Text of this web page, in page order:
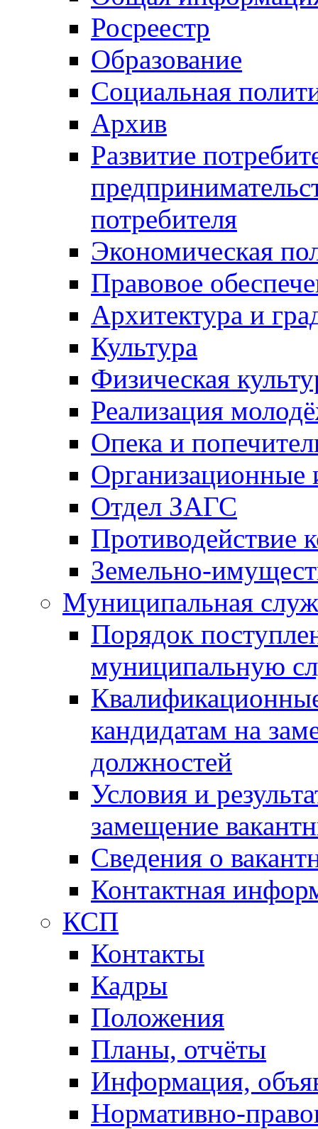
Росреестр
Образование
Социальная
Архив
Развитие
потребителя
Экономическая
Правовое
Архитектура и
Культура
Физическая
Реализация
Опека и
Отдел ЗАГС
Противодействие
Земельно-
Муниципальная
Порядок
муниципальную
кандидатам на
должностей
Условия и
замещение
Сведения о
Контактная
КСП
Контакты
Кадры
Положения
Планы, отчёты
Информация,
Нормативно-